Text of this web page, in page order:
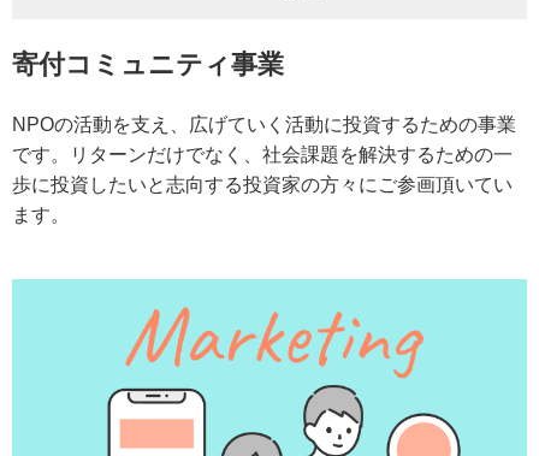
寄付コミュニティ事業
NPOの活動を支え、広げていく活動に投資するための事業
です。リターンだけでなく、社会課題を解決するための一
歩に投資したいと志向する投資家の方々にご参画頂いてい
ます。